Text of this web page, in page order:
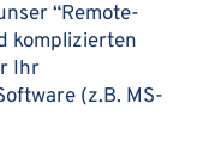
“Remote-
komplizierten
Ihr
(z.B. MS-